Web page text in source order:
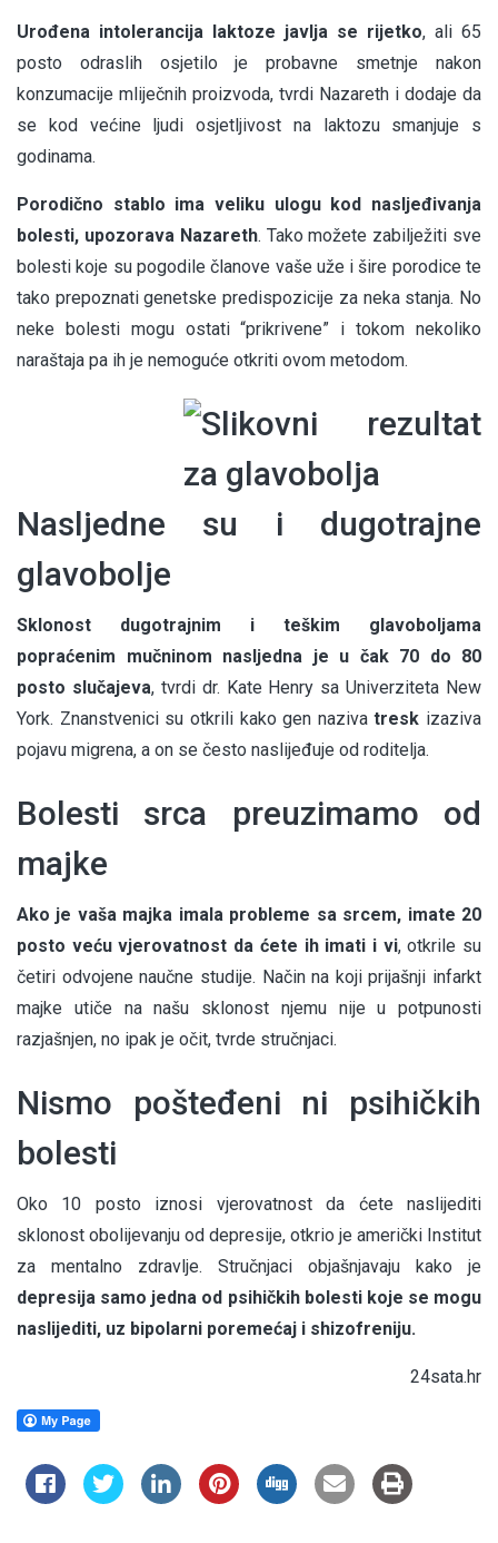
Urođena intolerancija laktoze javlja se rijetko, ali 65
posto odraslih osjetilo je probavne smetnje nakon
konzumacije mliječnih proizvoda, tvrdi Nazareth i dodaje da
se kod većine ljudi osjetljivost na laktozu smanjuje s
godinama.
Porodično stablo ima veliku ulogu kod nasljeđivanja
bolesti, upozorava Nazareth. Tako možete zabilježiti sve
bolesti koje su pogodile članove vaše uže i šire porodice te
tako prepoznati genetske predispozicije za neka stanja. No
neke bolesti mogu ostati “prikrivene” i tokom nekoliko
naraštaja pa ih je nemoguće otkriti ovom metodom.
Nasljedne su i dugotrajne
glavobolje
Sklonost dugotrajnim i teškim glavoboljama
popraćenim mučninom nasljedna je u čak 70 do 80
posto slučajeva, tvrdi dr. Kate Henry sa Univerziteta New
York. Znanstvenici su otkrili kako gen nazivatresk izaziva
pojavu migrena, a on se često naslijeđuje od roditelja.
Bolesti srca preuzimamo od
majke
Ako je vaša majka imala probleme sa srcem, imate 20
posto veću vjerovatnost da ćete ih imati i vi, otkrile su
četiri odvojene naučne studije. Način na koji prijašnji infarkt
majke utiče na našu sklonost njemu nije u potpunosti
razjašnjen, no ipak je očit, tvrde stručnjaci.
Nismo pošteđeni ni psihičkih
bolesti
Oko 10 posto iznosi vjerovatnost da ćete naslijediti
sklonost obolijevanju od depresije, otkrio je američki Institut
za mentalno zdravlje. Stručnjaci objašnjavaju kako je
depresija samo jedna od psihičkih bolesti koje se mogu
naslijediti, uz bipolarni poremećaj i shizofreniju.
24sata.hr